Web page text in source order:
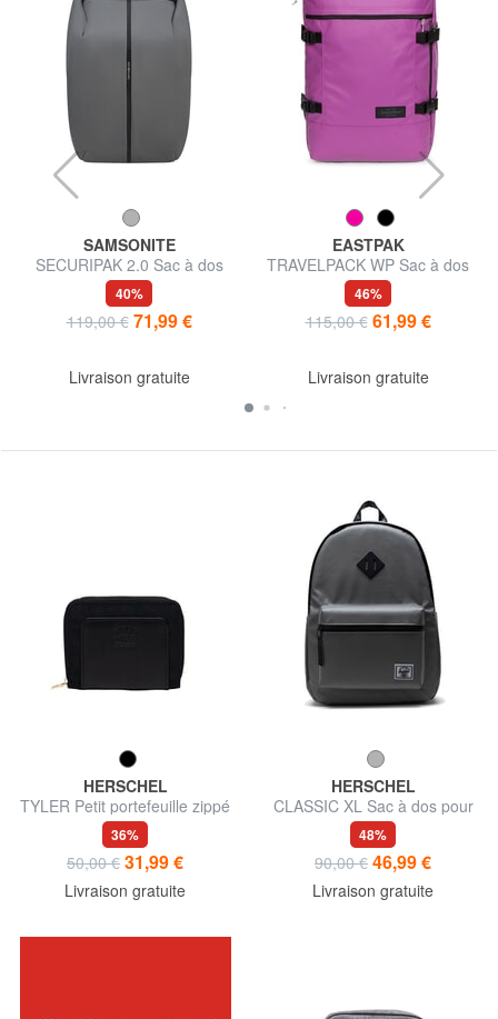
SAMSONITE
SECURIPAK 2.0 Sac à dos
pour ordinateur portable 14,1"
40%
119,00 € 71,99 €
Livraison gratuite
EASTPAK
TRAVELPACK WP Sac à dos
de voyage
46%
115,00 € 61,99 €
Livraison gratuite
HERSCHEL
TYLER Petit portefeuille zippé
36%
50,00 € 31,99 €
Livraison gratuite
HERSCHEL
CLASSIC XL Sac à dos pour
ordinateur portable 15,6"
48%
90,00 € 46,99 €
Livraison gratuite